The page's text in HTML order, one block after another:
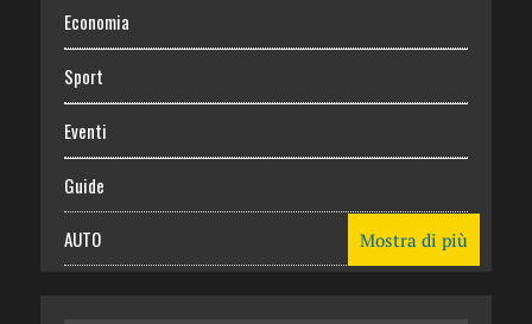
Economia
Sport
Eventi
Guide
AUTO Mostra di più